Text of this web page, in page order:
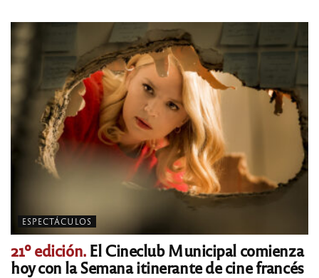
ESPECTÁCULOS
21º edición.El Cineclub Municipal comienza
hoy con la Semana itinerante de cine francés